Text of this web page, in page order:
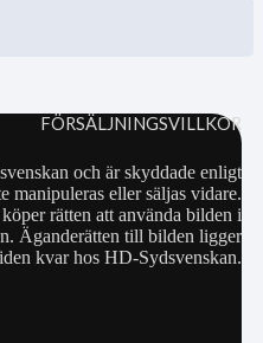
FÖRSÄLJNINGSVILLKOR
och är skyddade enligt
manipuleras eller säljas vidare.
rätten att använda bilden i
Äganderätten till bilden ligger
tiden kvar hos HD-Sydsvenskan.